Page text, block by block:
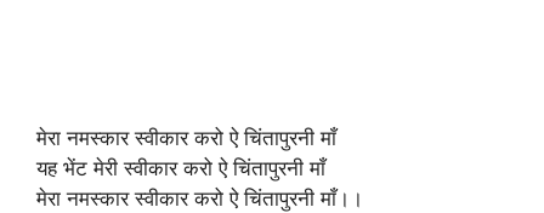
मेरा नमस्कार स्वीकार करो ऐ चिंतापुरनी माँ
यह भेंट मेरी स्वीकार करो ऐ चिंतापुरनी माँ
मेरा नमस्कार स्वीकार करो ऐ चिंतापुरनी माँ।।